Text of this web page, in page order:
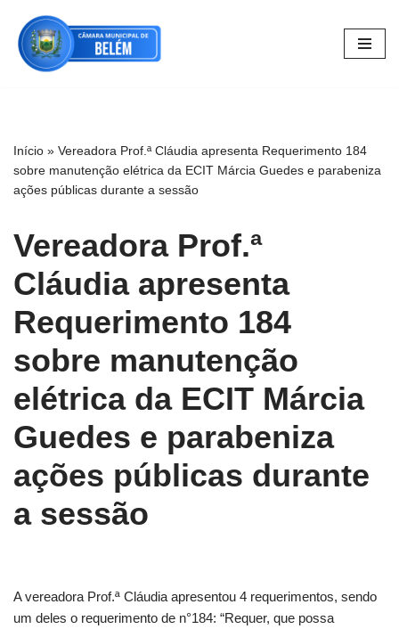
Pular
para
Início » Vereadora Prof.ª Cláudia apresenta Requerimento 184
sobre manutenção elétrica da ECIT Márcia Guedes e parabeniza
ações públicas durante a sessão
Vereadora Prof.ª
Cláudia apresenta
Requerimento 184
sobre manutenção
elétrica da ECIT Márcia
Guedes e parabeniza
ações públicas durante
a sessão
A vereadora Prof.ª Cláudia apresentou 4 requerimentos, sendo
um deles o requerimento de n°184: “Requer, que possa